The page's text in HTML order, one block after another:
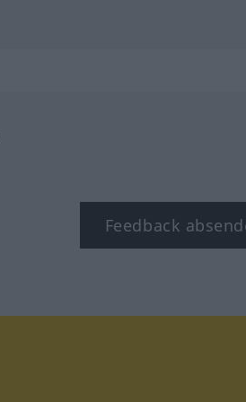
Feedback